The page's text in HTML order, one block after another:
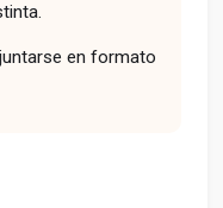
en formato